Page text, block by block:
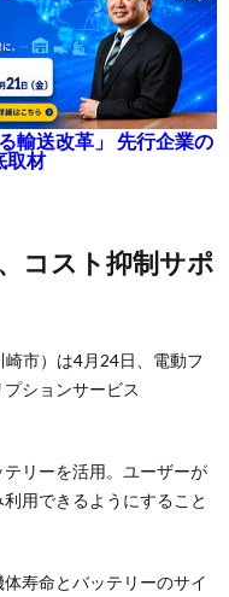
輸送改革」 先行企業の
取材
市）は4月24日、電動フ
ションサービス
リーを活用。ユーザーが
用できるようにすること
寿命とバッテリーのサイ